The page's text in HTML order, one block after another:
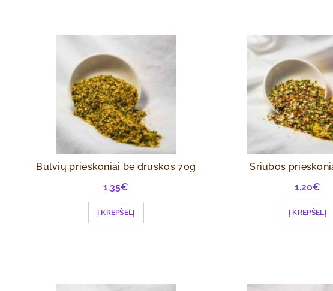
Bulvių prieskoniai be druskos 70g
1.35€
Į KREPŠELĮ
Sriubos
1.20€
Į KREPŠELĮ